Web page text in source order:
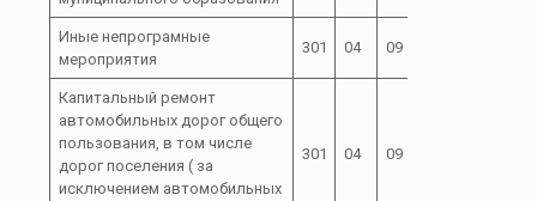
Иные непрограмные
мероприятия
301 04 09
Капитальный ремонт
автомобильных дорог общего
пользования, в том числе
дорог поселения ( за
исключением автомобильных
301 04 09